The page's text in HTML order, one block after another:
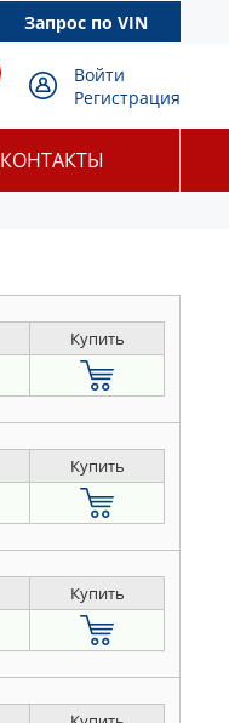
Запрос по VIN
Войти
Регистрация
КОНТАКТЫ
Купить
Купить
Купить